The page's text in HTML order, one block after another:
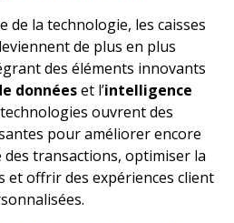
de la technologie, les caisses
de plus en plus
des éléments innovants
donnéeset l’intelligence
technologies ouvrent des
pour améliorer encore
transactions, optimiser la
et offrir des expériences client